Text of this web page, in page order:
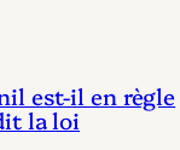
est-il en règle
la loi